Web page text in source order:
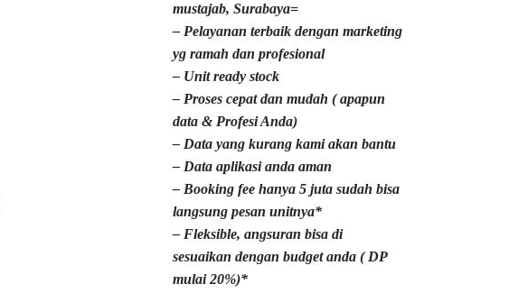
mustajab, Surabaya=
– Pelayanan terbaik dengan marketing
yg ramah dan profesional
– Unit ready stock
– Proses cepat dan mudah ( apapun
data & Profesi Anda)
– Data yang kurang kami akan bantu
– Data aplikasi anda aman
– Booking fee hanya 5 juta sudah bisa
langsung pesan unitnya*
– Fleksible, angsuran bisa di
sesuaikan dengan budget anda ( DP
mulai 20%)*